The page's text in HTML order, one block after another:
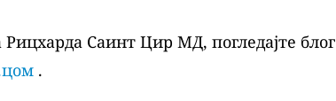
Саинт Цир МД, погледајте блог
.